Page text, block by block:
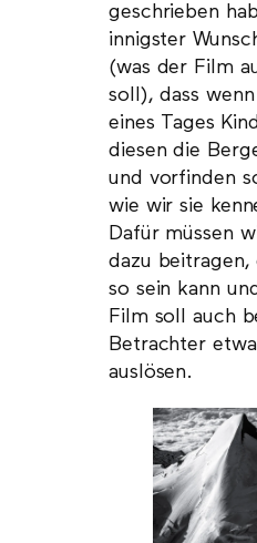
geschrieben
innigster
(was der Film
soll), dass
eines Tages
diesen die
und vorfinden
wie wir sie
Dafür müssen
dazu beitragen,
so sein kann
Film soll auch
Betrachter
auslösen.